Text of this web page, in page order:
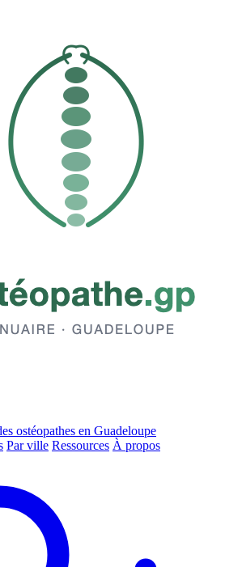
ostéopathes en Guadeloupe
Par ville Ressources À propos